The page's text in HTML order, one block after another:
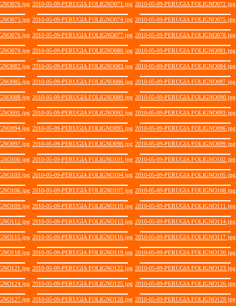
2010-05-09-PERUGIA FOLIGNO071.jpg 2010-05-09-PERUGIA FOLIGNO072.jpg
2010-05-09-PERUGIA FOLIGNO074.jpg 2010-05-09-PERUGIA FOLIGNO075.jpg
2010-05-09-PERUGIA FOLIGNO077.jpg 2010-05-09-PERUGIA FOLIGNO078.jpg
2010-05-09-PERUGIA FOLIGNO080.jpg 2010-05-09-PERUGIA FOLIGNO081.jpg
2010-05-09-PERUGIA FOLIGNO083.jpg 2010-05-09-PERUGIA FOLIGNO084.jpg
2010-05-09-PERUGIA FOLIGNO086.jpg 2010-05-09-PERUGIA FOLIGNO087.jpg
2010-05-09-PERUGIA FOLIGNO089.jpg 2010-05-09-PERUGIA FOLIGNO090.jpg
2010-05-09-PERUGIA FOLIGNO092.jpg 2010-05-09-PERUGIA FOLIGNO093.jpg
2010-05-09-PERUGIA FOLIGNO095.jpg 2010-05-09-PERUGIA FOLIGNO096.jpg
2010-05-09-PERUGIA FOLIGNO098.jpg 2010-05-09-PERUGIA FOLIGNO099.jpg
2010-05-09-PERUGIA FOLIGNO101.jpg 2010-05-09-PERUGIA FOLIGNO102.jpg
2010-05-09-PERUGIA FOLIGNO104.jpg 2010-05-09-PERUGIA FOLIGNO105.jpg
2010-05-09-PERUGIA FOLIGNO107.jpg 2010-05-09-PERUGIA FOLIGNO108.jpg
2010-05-09-PERUGIA FOLIGNO110.jpg 2010-05-09-PERUGIA FOLIGNO111.jpg
2010-05-09-PERUGIA FOLIGNO113.jpg 2010-05-09-PERUGIA FOLIGNO114.jpg
2010-05-09-PERUGIA FOLIGNO116.jpg 2010-05-09-PERUGIA FOLIGNO117.jpg
2010-05-09-PERUGIA FOLIGNO119.jpg 2010-05-09-PERUGIA FOLIGNO120.jpg
2010-05-09-PERUGIA FOLIGNO122.jpg 2010-05-09-PERUGIA FOLIGNO123.jpg
2010-05-09-PERUGIA FOLIGNO125.jpg 2010-05-09-PERUGIA FOLIGNO126.jpg
2010-05-09-PERUGIA FOLIGNO128.jpg 2010-05-09-PERUGIA FOLIGNO129.jpg